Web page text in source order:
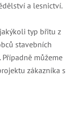
a lesnictví.
typ břitu z
stavebních
můžeme
zákazníka s